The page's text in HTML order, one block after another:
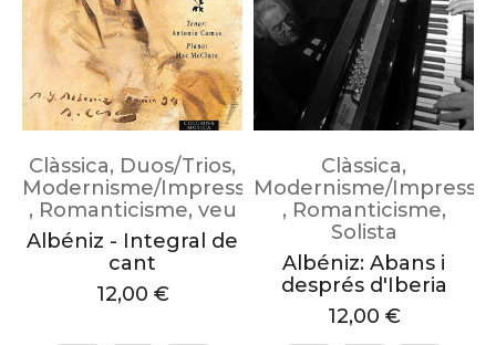
Clàssica, Duos/Trios,
Modernisme/Impressionisme
, Romanticisme, veu
Albéniz - Integral de
cant
12,00 €
Clàssica,
Modernisme/
, Romanticisme,
Solista
Albéniz: Abans i
després d'Iberia
12,00 €